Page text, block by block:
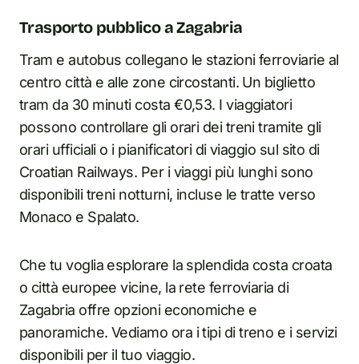
Trasporto pubblico a Zagabria
Tram e autobus collegano le stazioni ferroviarie al
centro città e alle zone circostanti. Un biglietto
tram da 30 minuti costa €0,53. I viaggiatori
possono controllare gli orari dei treni tramite gli
orari ufficiali o i pianificatori di viaggio sul sito di
Croatian Railways. Per i viaggi più lunghi sono
disponibili treni notturni, incluse le tratte verso
Monaco e Spalato.
Che tu voglia esplorare la splendida costa croata
o città europee vicine, la rete ferroviaria di
Zagabria offre opzioni economiche e
panoramiche. Vediamo ora i tipi di treno e i servizi
disponibili per il tuo viaggio.